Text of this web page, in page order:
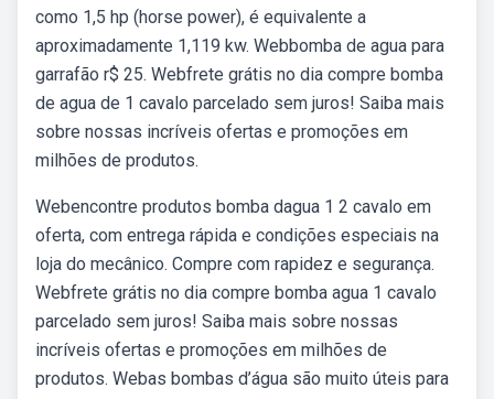
como 1,5 hp (horse power), é equivalente a
aproximadamente 1,119 kw. Webbomba de agua para
garrafão r$ 25. Webfrete grátis no dia compre bomba
de agua de 1 cavalo parcelado sem juros! Saiba mais
sobre nossas incríveis ofertas e promoções em
milhões de produtos.
Webencontre produtos bomba dagua 1 2 cavalo em
oferta, com entrega rápida e condições especiais na
loja do mecânico. Compre com rapidez e segurança.
Webfrete grátis no dia compre bomba agua 1 cavalo
parcelado sem juros! Saiba mais sobre nossas
incríveis ofertas e promoções em milhões de
produtos. Webas bombas d’água são muito úteis para